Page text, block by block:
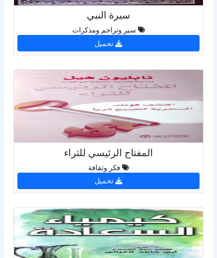
سيرة النبي
سير وتراجم ومذكرات
تحميل
المفتاح الرئيسي للثراء
فكر وثقافة
تحميل